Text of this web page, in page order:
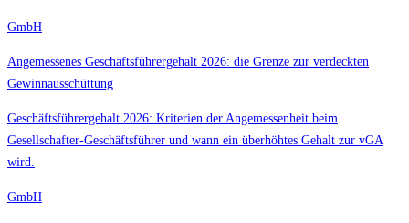
GmbH
Angemessenes Geschäftsführergehalt 2026: die Grenze zur verdeckten
Gewinnausschüttung
Geschäftsführergehalt 2026: Kriterien der Angemessenheit beim
Gesellschafter-Geschäftsführer und wann ein überhöhtes Gehalt zur vGA
wird.
GmbH